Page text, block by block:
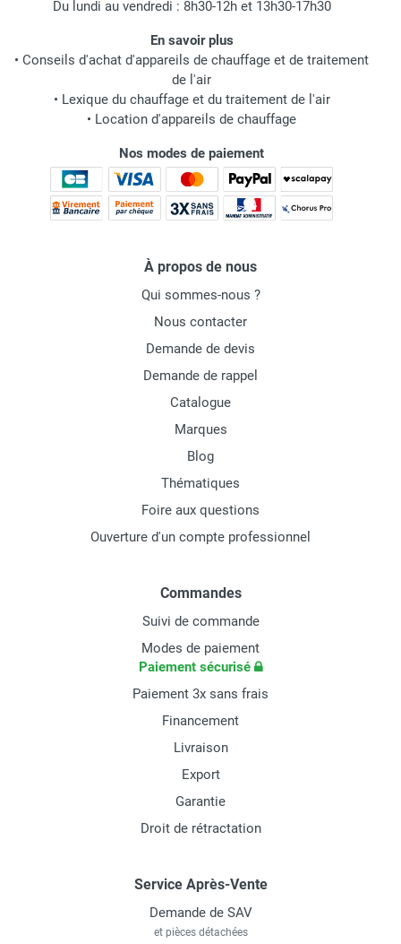
Du lundi au vendredi : 8h30-12h et 13h30-17h30
En savoir plus
• Conseils d'achat d'appareils de chauffage et de traitement
de l'air
• Lexique du chauffage et du traitement de l'air
• Location d'appareils de chauffage
Nos modes de paiement
À propos de nous
Qui sommes-nous ?
Nous contacter
Demande de devis
Demande de rappel
Catalogue
Marques
Blog
Thématiques
Foire aux questions
Ouverture d'un compte professionnel
Commandes
Suivi de commande
Modes de paiement
Paiement sécurisé
Paiement 3x sans frais
Financement
Livraison
Export
Garantie
Droit de rétractation
Service Après-Vente
Demande de SAV
et pièces détachées